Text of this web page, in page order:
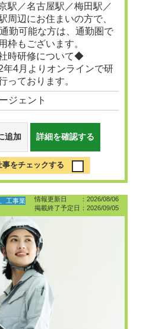
駅／名古屋駅／梅田駅／
周辺にお住まいの方で、
勤可能な方は、通勤圏で
枠もございます。
時研修について◆
年4月よりオンラインで研
っております。
ジェント
追加 詳細を確認する
をチェックする
情報更新日 ：2026/08/06
掲載終了予定日：2026/09/05
工事業